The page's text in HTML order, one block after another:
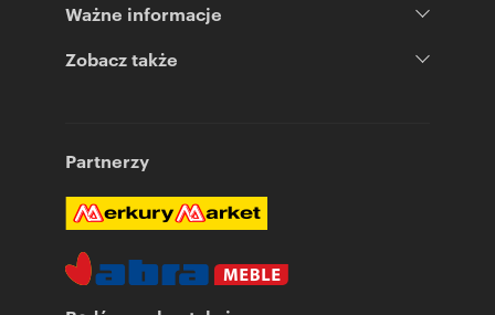
Ważne informacje
Zobacz także
Partnerzy